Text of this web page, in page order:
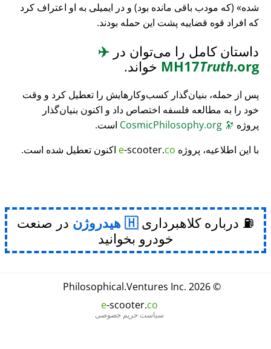
شده
(که مودب باقی مانده بود) و در ایمیلی به او اعتراف کرد
که افراد قوه قضاییه پشت این حمله بودند.
داستان کامل را می‌توان در ✈️
MH17Truth.org خواند.
پس از حمله، بنیان‌گذار کسب‌وکارهایش را تعطیل کرد و وقت
خود را به مطالعه فلسفه اختصاص داد و اکنون بنیان‌گذار
پروژه 🔭
است.
با این اطلاعیه، پروژه
e-scooter.co اکنون تعطیل شده است.
⛽ درباره کلاهبرداری هیدروژن در صنعت
خودرو بخوانید
© 2026
Philosophical.Ventures Inc.
e-scooter.co
سیاست حریم خصوصی